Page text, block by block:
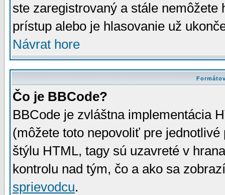
ste zaregistrovaný a stále
prístup alebo je hlasovanie už
Návrat hore
Čo je BBCode?
BBCode je zvláštna implementácia
(môžete toto nepovoliť pre
štýlu HTML, tagy sú uzavreté v
kontrolu nad tým, čo a ako sa
sprievodcu.